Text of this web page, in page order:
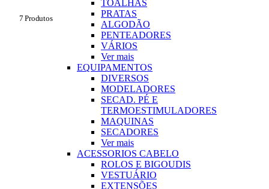
TOALHAS
PRATAS
ALGODÃO
PENTEADORES
VÁRIOS
Ver mais
EQUIPAMENTOS
DIVERSOS
MODELADORES
SECAD. PÉ E
TERMOESTIMULADORES
MAQUINAS
SECADORES
Ver mais
ACESSORIOS CABELO
ROLOS E BIGOUDIS
VESTUÁRIO
EXTENSÕES
7 Produtos